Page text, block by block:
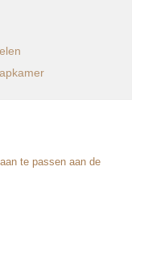
te passen aan de